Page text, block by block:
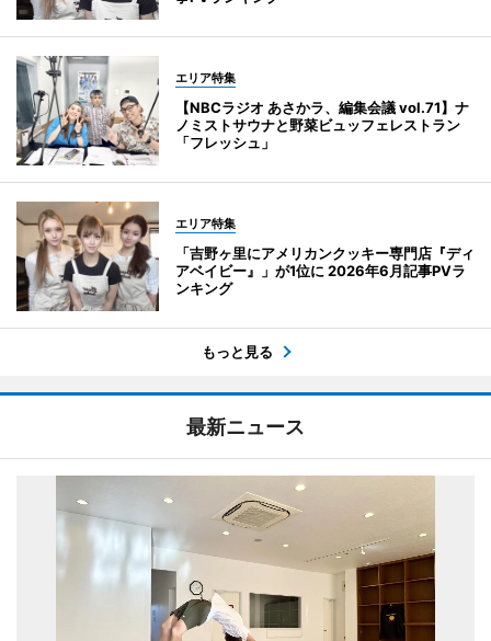
エリア特集
【NBCラジオ あさかラ、編集会議 vol.71】ナ
ノミストサウナと野菜ビュッフェレストラン
「フレッシュ」
エリア特集
「吉野ヶ里にアメリカンクッキー専門店『ディ
アベイビー』」が1位に 2026年6月記事PVラ
ンキング
もっと見る
最新ニュース